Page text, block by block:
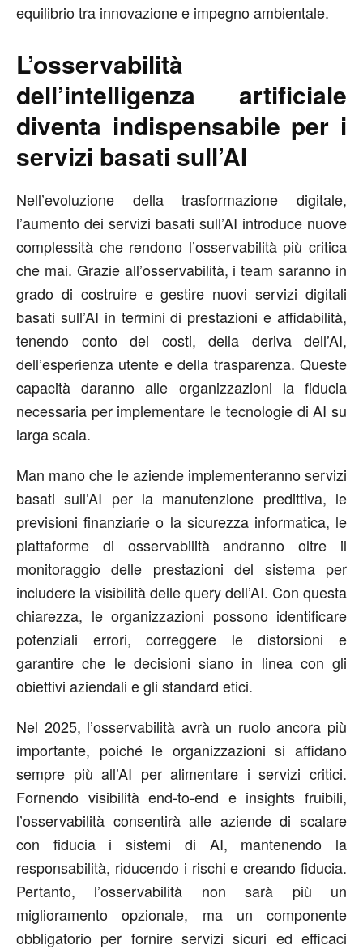
equilibrio tra innovazione e impegno ambientale.
L’osservabilità
dell’intelligenza artificiale
diventa indispensabile per i
servizi basati sull’AI
Nell’evoluzione della trasformazione digitale,
l’aumento dei servizi basati sull’AI introduce nuove
complessità che rendono l’osservabilità più critica
che mai. Grazie all’osservabilità, i team saranno in
grado di costruire e gestire nuovi servizi digitali
basati sull’AI in termini di prestazioni e affidabilità,
tenendo conto dei costi, della deriva dell’AI,
dell’esperienza utente e della trasparenza. Queste
capacità daranno alle organizzazioni la fiducia
necessaria per implementare le tecnologie di AI su
larga scala.
Man mano che le aziende implementeranno servizi
basati sull’AI per la manutenzione predittiva, le
previsioni finanziarie o la sicurezza informatica, le
piattaforme di osservabilità andranno oltre il
monitoraggio delle prestazioni del sistema per
includere la visibilità delle query dell’AI. Con questa
chiarezza, le organizzazioni possono identificare
potenziali errori, correggere le distorsioni e
garantire che le decisioni siano in linea con gli
obiettivi aziendali e gli standard etici.
Nel 2025, l’osservabilità avrà un ruolo ancora più
importante, poiché le organizzazioni si affidano
sempre più all’AI per alimentare i servizi critici.
Fornendo visibilità end-to-end e insights fruibili,
l’osservabilità consentirà alle aziende di scalare
con fiducia i sistemi di AI, mantenendo la
responsabilità, riducendo i rischi e creando fiducia.
Pertanto, l’osservabilità non sarà più un
miglioramento opzionale, ma un componente
obbligatorio per fornire servizi sicuri ed efficaci